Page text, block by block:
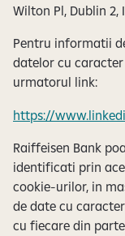
Wilton Pl, Dublin 2,
Pentru informatii
datelor cu
urmatorul link:
https://
Raiffeisen Bank
identificati prin
cookie-urilor, in
de date cu
cu fiecare din